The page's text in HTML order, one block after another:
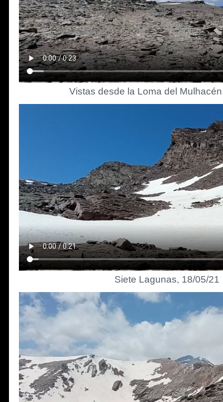
Vistas desde la Loma del
Siete Lagunas, 18/05/21